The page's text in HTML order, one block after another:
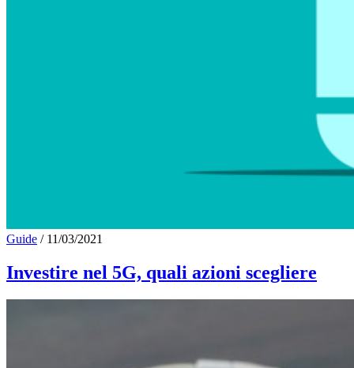
Guide / 11/03/2021
Investire nel 5G, quali azioni scegliere